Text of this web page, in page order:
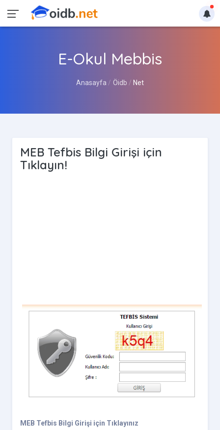
E-Okul Mebbis
Anasayfa Öidb Net
MEB Tefbis Bilgi Girişi için
Tıklayın!
MEB Tefbis Bilgi Girişi için Tıklayınız